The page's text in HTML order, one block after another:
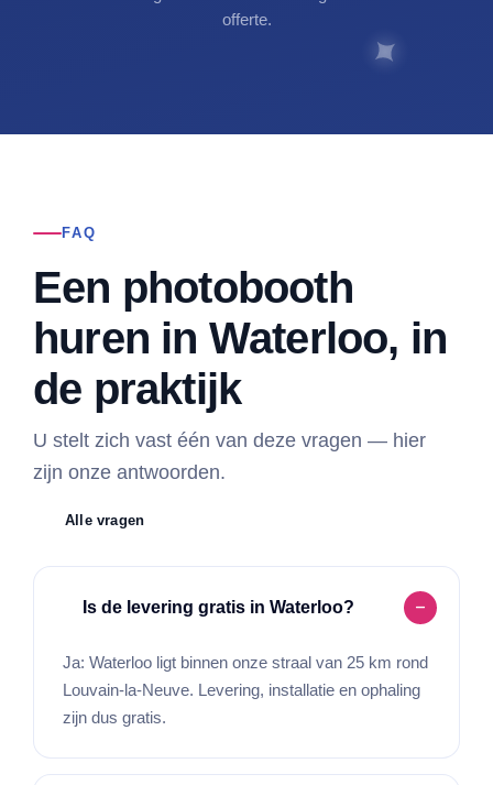
offerte.
FAQ
Een photobooth
huren in Waterloo, in
de praktijk
U stelt zich vast één van deze vragen — hier
zijn onze antwoorden.
Alle vragen
Is de levering gratis in Waterloo?
Ja: Waterloo ligt binnen onze straal van 25 km rond
Louvain-la-Neuve. Levering, installatie en ophaling
zijn dus gratis.